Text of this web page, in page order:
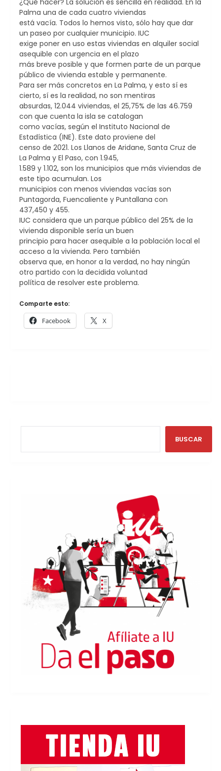
¿Qué hacer? La solución es sencilla en realidad. En la
Palma una de cada cuatro viviendas
está vacía. Todos lo hemos visto, sólo hay que dar
un paseo por cualquier municipio. IUC
exige poner en uso estas viviendas en alquiler social
asequible con urgencia en el plazo
más breve posible y que formen parte de un parque
público de vivienda estable y permanente.
Para ser más concretos en La Palma, y esto sí es
cierto, sí es la realidad, no son mentiras
absurdas, 12.044 viviendas, el 25,75% de las 46.759
con que cuenta la isla se catalogan
como vacías, según el Instituto Nacional de
Estadística (INE). Este dato proviene del
censo de 2021. Los Llanos de Aridane, Santa Cruz de
La Palma y El Paso, con 1.945,
1.589 y 1.102, son los municipios que más viviendas de
este tipo acumulan. Los
municipios con menos viviendas vacías son
Puntagorda, Fuencaliente y Puntallana con
437,450 y 455.
IUC considera que un parque público del 25% de la
vivienda disponible sería un buen
principio para hacer asequible a la población local el
acceso a la vivienda. Pero también
observa que, en honor a la verdad, no hay ningún
otro partido con la decidida voluntad
política de resolver este problema.
Comparte esto:
Facebook X
BUSCAR